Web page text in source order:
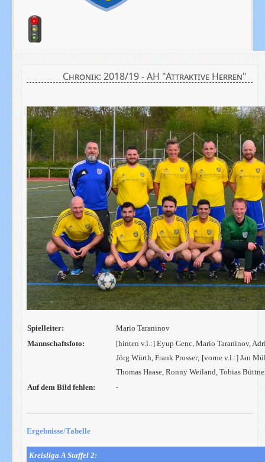
Chronik: 2018/19 - AH "Attraktive Herren"
Spielleiter:
Mario Taraninov
Mannschaftsfoto:
[hinten v.l.:] Eyup Genc, Mario Taraninov,
Jörg Würth, Frank Prosser; [vorne v.l.:] Jan
Thomas Haase, Ronny Weiland, Tobias
Auf dem Bild fehlen:
-
Ergebnisse/Tabelle
Kreisliga A Staffel 2: